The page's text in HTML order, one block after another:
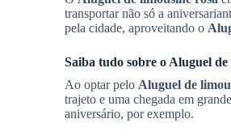
transportar não só a
pela cidade, aproveitando o
Saiba tudo sobre o Aluguel
Ao optar pelo Aluguel de
trajeto e uma chegada em
aniversário, por exemplo.